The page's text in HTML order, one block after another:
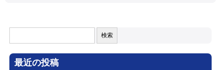
索:
最近の投稿